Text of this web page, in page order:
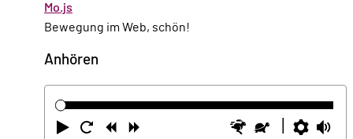
Mo.js
Bewegung im Web, schön!
Anhören
Abspielen
Neustart
Zurück Schneller
Langsamer